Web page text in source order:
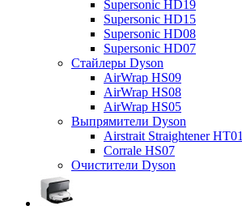
Supersonic HD19
Supersonic HD15
Supersonic HD08
Supersonic HD07
Стайлеры Dyson
AirWrap HS09
AirWrap HS08
AirWrap HS05
Выпрямители Dyson
Airstrait Straightener HT01
Corrale HS07
Очистители Dyson